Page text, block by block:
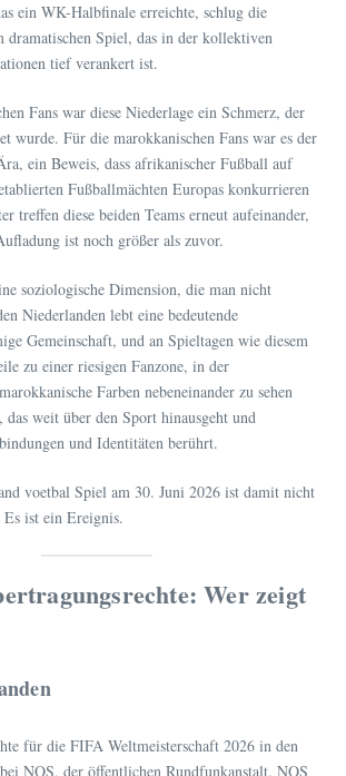
ein WK-Halbfinale erreichte, schlug die
dramatischen Spiel, das in der kollektiven
tief verankert ist.
Fans war diese Niederlage ein Schmerz, der
wurde. Für die marokkanischen Fans war es der
ein Beweis, dass afrikanischer Fußball auf
Fußballmächten Europas konkurrieren
treffen diese beiden Teams erneut aufeinander,
ist noch größer als zuvor.
soziologische Dimension, die man nicht
Niederlanden lebt eine bedeutende
Gemeinschaft, und an Spieltagen wie diesem
zu einer riesigen Fanzone, in der
Farben nebeneinander zu sehen
weit über den Sport hinausgeht und
und Identitäten berührt.
voetbal Spiel am 30. Juni 2026 ist damit nicht
ist ein Ereignis.
Wer zeigt
für die FIFA Weltmeisterschaft 2026 in den
NOS, der öffentlichen Rundfunkanstalt. NOS